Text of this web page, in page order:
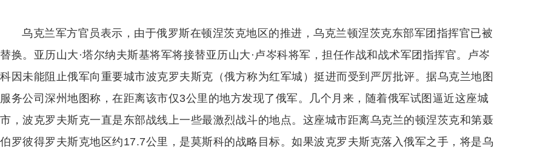
乌克兰军方官员表示，由于俄罗斯在顿涅茨克地区的推进，乌克兰顿涅茨克东部军团指挥官已被
替换。亚历山大·塔尔纳夫斯基将军将接替亚历山大·卢岑科将军，担任作战和战术军团指挥官。卢岑
科因未能阻止俄军向重要城市波克罗夫斯克（俄方称为红军城）挺进而受到严厉批评。据乌克兰地图
服务公司深州地图称，在距离该市仅3公里的地方发现了俄军。几个月来，随着俄军试图逼近这座城
市，波克罗夫斯克一直是东部战线上一些最激烈战斗的地点。这座城市距离乌克兰的顿涅茨克和第聂
伯罗彼得罗夫斯克地区约17.7公里，是莫斯科的战略目标。如果波克罗夫斯克落入俄军之手，将是乌